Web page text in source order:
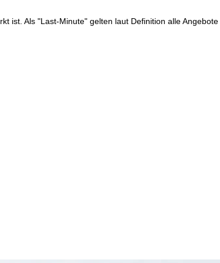
ist. Als "Last-Minute" gelten laut Definition alle Angebote